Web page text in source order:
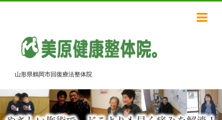
山形県鶴岡市回復療法整体院